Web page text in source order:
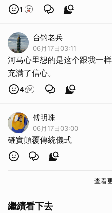
1
台钓老兵
06月17日03:11
河马心里想的是这个跟我一
充满了信心。
4
傅明珠
06月17日03:00
確實顛覆傳統儀式
查看
繼續看下去